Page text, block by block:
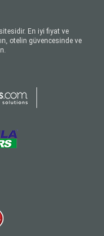
En iyi fiyat ve
otelin güvencesinde ve